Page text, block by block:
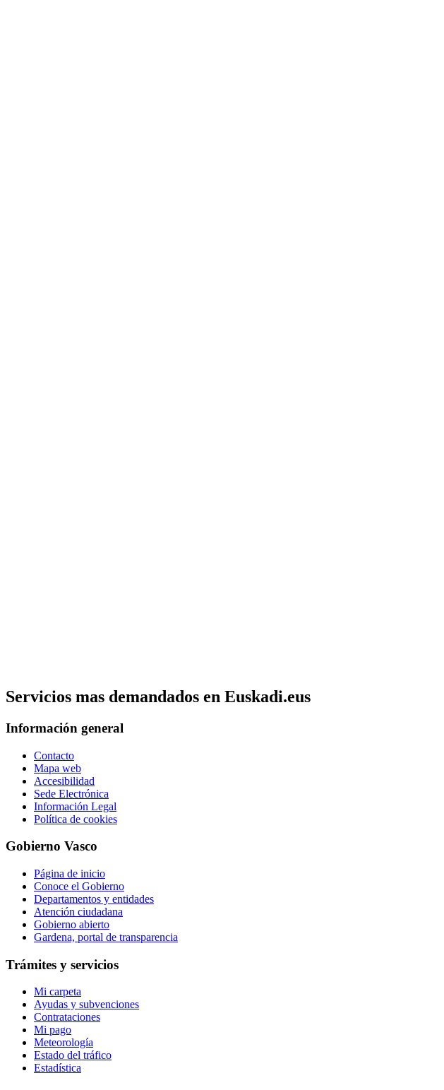
Servicios mas demandados en Euskadi.eus
Información general
Contacto
Mapa web
Accesibilidad
Sede Electrónica
Información Legal
Política de cookies
Gobierno Vasco
Página de inicio
Conoce el Gobierno
Departamentos y entidades
Atención ciudadana
Gobierno abierto
Gardena, portal de transparencia
Trámites y servicios
Mi carpeta
Ayudas y subvenciones
Contrataciones
Mi pago
Meteorología
Estado del tráfico
Estadística